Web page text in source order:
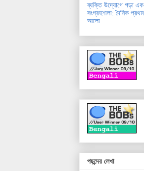
ব্যক্তি উদ্যোগে গড়া এক
সংগ্রহশালা: দৈনিক প্রথম
আলো
পছন্দের লেখা